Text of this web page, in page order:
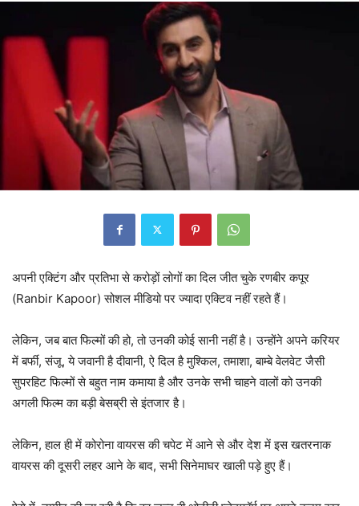
अपनी एक्टिंग और प्रतिभा से करोड़ों लोगों का दिल जीत चुके रणबीर कपूर
(Ranbir Kapoor) सोशल मीडियो पर ज्यादा एक्टिव नहीं रहते हैं।
लेकिन, जब बात फिल्मों की हो, तो उनकी कोई सानी नहीं है। उन्होंने अपने करियर
में बर्फी, संजू, ये जवानी है दीवानी, ऐ दिल है मुश्किल, तमाशा, बाम्बे वेलवेट जैसी
सुपरहिट फिल्मों से बहुत नाम कमाया है और उनके सभी चाहने वालों को उनकी
अगली फिल्म का बड़ी बेसब्री से इंतजार है।
लेकिन, हाल ही में कोरोना वायरस की चपेट में आने से और देश में इस खतरनाक
वायरस की दूसरी लहर आने के बाद, सभी सिनेमाघर खाली पड़े हुए हैं।